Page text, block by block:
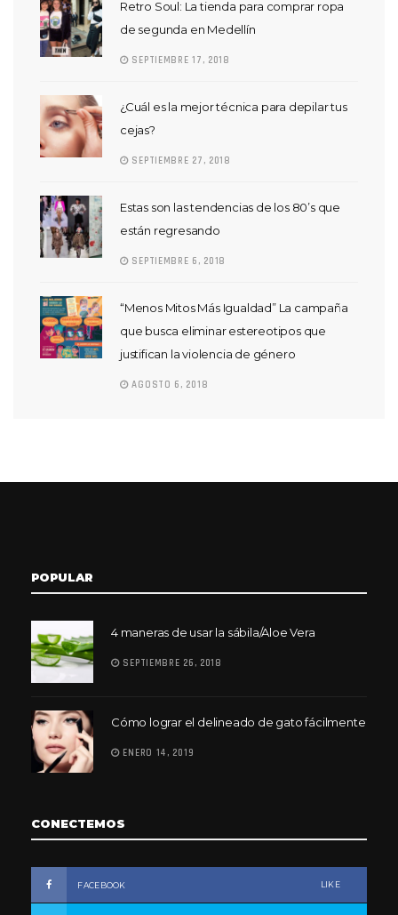
Retro Soul: La tienda para comprar ropa
de segunda en Medellín
SEPTIEMBRE 17, 2018
¿Cuál es la mejor técnica para depilar tus
cejas?
SEPTIEMBRE 27, 2018
Estas son las tendencias de los 80’s que
están regresando
SEPTIEMBRE 6, 2018
“Menos Mitos Más Igualdad” La campaña
que busca eliminar estereotipos que
justifican la violencia de género
AGOSTO 6, 2018
POPULAR
4 maneras de usar la sábila/Aloe Vera
SEPTIEMBRE 26, 2018
Cómo lograr el delineado de gato fácilmente
ENERO 14, 2019
CONECTEMOS
FACEBOOK LIKE